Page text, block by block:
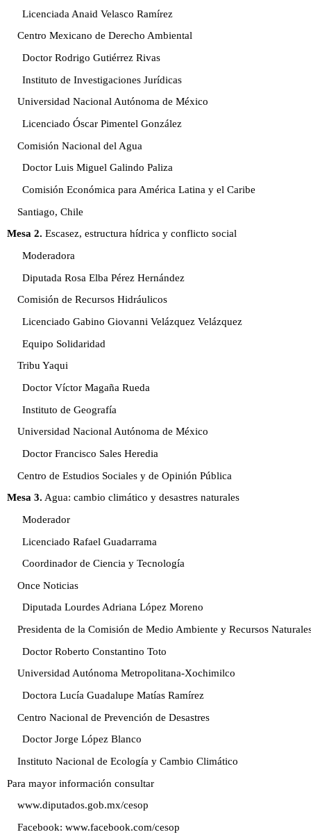
Licenciada Anaid Velasco Ramírez
Centro Mexicano de Derecho Ambiental
Doctor Rodrigo Gutiérrez Rivas
Instituto de Investigaciones Jurídicas
Universidad Nacional Autónoma de México
Licenciado Óscar Pimentel González
Comisión Nacional del Agua
Doctor Luis Miguel Galindo Paliza
Comisión Económica para América Latina y el Caribe
Santiago, Chile
Mesa 2. Escasez, estructura hídrica y conflicto social
Moderadora
Diputada Rosa Elba Pérez Hernández
Comisión de Recursos Hidráulicos
Licenciado Gabino Giovanni Velázquez Velázquez
Equipo Solidaridad
Tribu Yaqui
Doctor Víctor Magaña Rueda
Instituto de Geografía
Universidad Nacional Autónoma de México
Doctor Francisco Sales Heredia
Centro de Estudios Sociales y de Opinión Pública
Mesa 3. Agua: cambio climático y desastres naturales
Moderador
Licenciado Rafael Guadarrama
Coordinador de Ciencia y Tecnología
Once Noticias
Diputada Lourdes Adriana López Moreno
Presidenta de la Comisión de Medio Ambiente y Recursos
Doctor Roberto Constantino Toto
Universidad Autónoma Metropolitana-Xochimilco
Doctora Lucía Guadalupe Matías Ramírez
Centro Nacional de Prevención de Desastres
Doctor Jorge López Blanco
Instituto Nacional de Ecología y Cambio Climático
Para mayor información consultar
www.diputados.gob.mx/cesop
Facebook: www.facebook.com/cesop